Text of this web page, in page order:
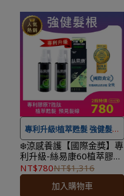
★ 登入會員訂購，管理訂單
更方便，還可累積紅利點
數，一點抵一元！
到貨時間參考：訂購完成
後，下個工作天出貨，出貨
後物流預計1-3個工作天送
達。
專利升級!植萃甦髮 強健髮根
★ 可宅配到府&超商取貨，
全館滿 NT$ 1,500免運費，
另有離島7-11超取服務
❄️涼感養護【國際金獎】專
利升級-絲易康60植萃膠原
胜肽養髮液(60ml)-強健髮
根2瓶組
NT$780NT$1,316
加入購物車